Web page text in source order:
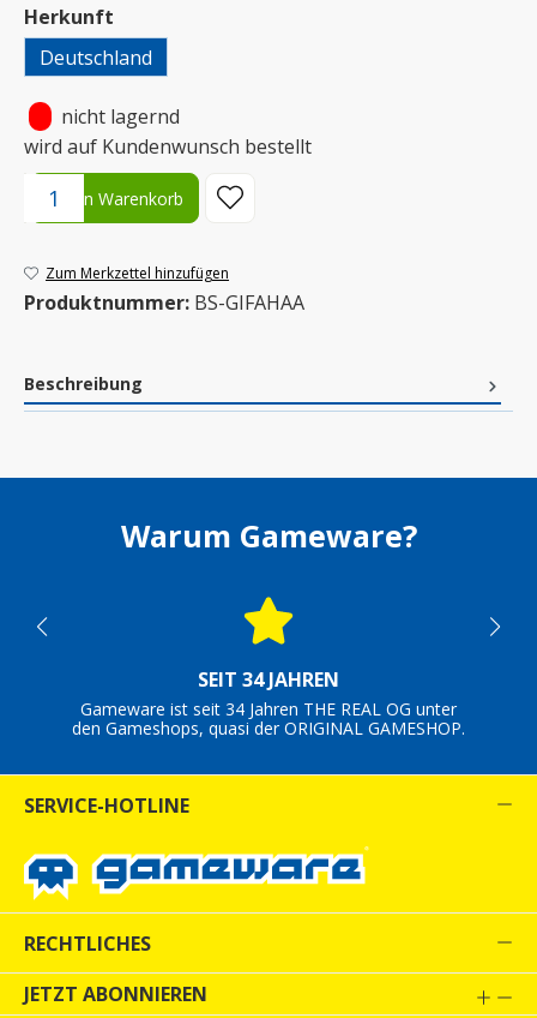
Herkunft
Deutschland
nicht lagernd
wird auf Kundenwunsch bestellt
Produkt Anzahl: Gib den gewünschten Wert ein oder benutze
In den Warenkorb
Zum Merkzettel hinzufügen
Produktnummer: BS-GIFAHAA
Beschreibung
Warum Gameware?
SEIT 34 JAHREN
Gameware ist seit 34 Jahren THE REAL OG unter
den Gameshops, quasi der ORIGINAL GAMESHOP.
SERVICE-HOTLINE
RECHTLICHES
JETZT ABONNIEREN